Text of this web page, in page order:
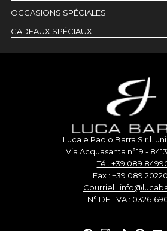
OCCASIONS SPÉCIALES
CADEAUX SPÉCIAUX
Luca e Paolo Barra S.r.l.
Via Acquasanta n°19 -
Tél. +39 089
Fax : +39 089
Courriel :
N° DE TVA :